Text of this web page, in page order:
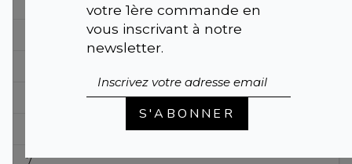
votre 1ère commande en
vous inscrivant à notre
newsletter.
S'ABONNER
7